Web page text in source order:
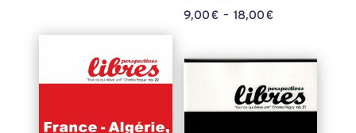
prix :
à
9,00 € – 18,00 €Plage
prix :
à